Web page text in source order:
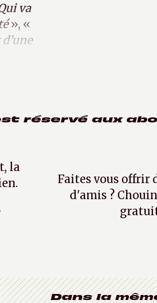
va
», «
réservé aux
la
Faites vous offrir
d'amis ?
Dans la